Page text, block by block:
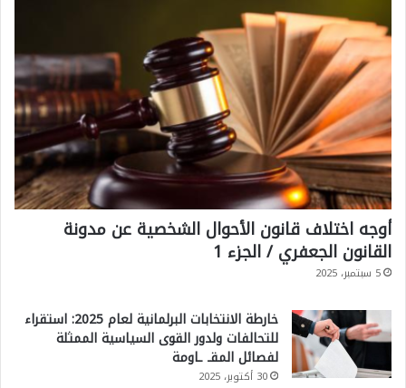
أوجه اختلاف قانون الأحوال الشخصية عن مدونة
القانون الجعفري / الجزء 1
5 سبتمبر، 2025
خارطة الانتخابات البرلمانية لعام 2025: استقراء
للتحالفات ولدور القوى السياسية الممثلة
لفصائل المقـ ـاومة
30 أكتوبر، 2025